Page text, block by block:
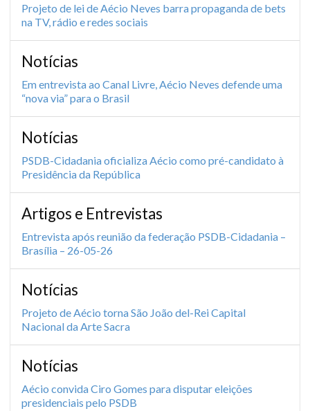
Projeto de lei de Aécio Neves barra propaganda de bets
na TV, rádio e redes sociais
Notícias
Em entrevista ao Canal Livre, Aécio Neves defende uma
“nova via” para o Brasil
Notícias
PSDB-Cidadania oficializa Aécio como pré-candidato à
Presidência da República
Artigos e Entrevistas
Entrevista após reunião da federação PSDB-Cidadania –
Brasília – 26-05-26
Notícias
Projeto de Aécio torna São João del-Rei Capital
Nacional da Arte Sacra
Notícias
Aécio convida Ciro Gomes para disputar eleições
presidenciais pelo PSDB